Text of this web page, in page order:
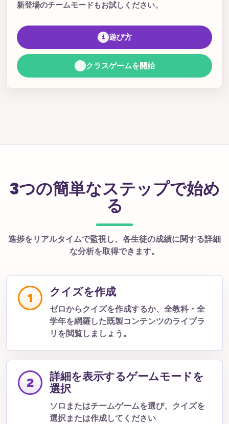
新登場のチームモードもお試しください。
遊び方
クラスゲームを開始
3つの簡単なステップで始め
る
進捗をリアルタイムで監視し、各生徒の成績に関する詳細
な分析を取得できます。
1 クイズを作成
ゼロからクイズを作成するか、全教科・全
学年を網羅した既製コンテンツのライブラ
リを閲覧しましょう。
2
詳細を表示するゲームモードを
選択
ソロまたはチームゲームを選び、クイズを
選択または作成してください